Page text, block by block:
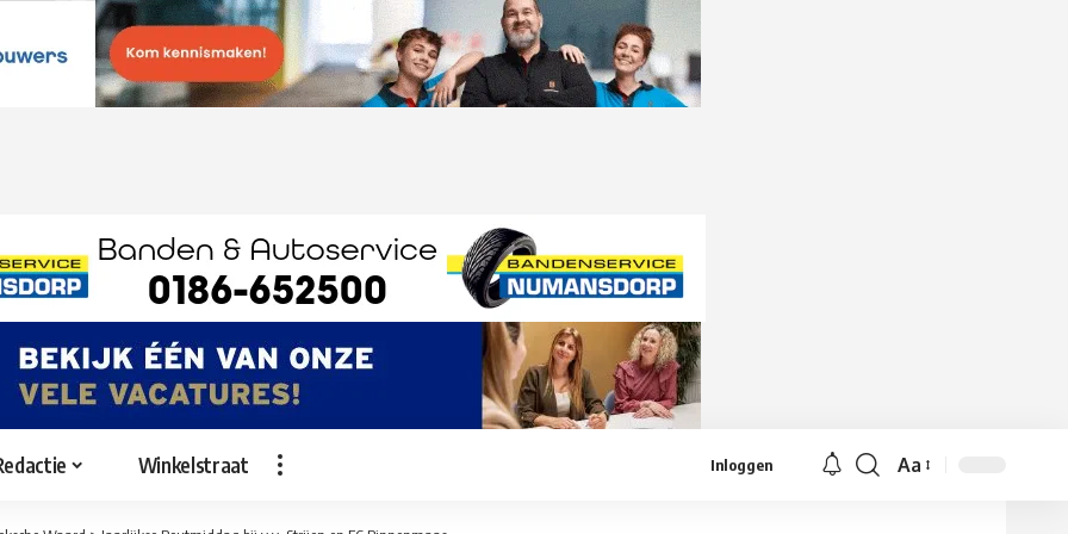
Winkelstraat Inloggen
Lettergrootte
Aa